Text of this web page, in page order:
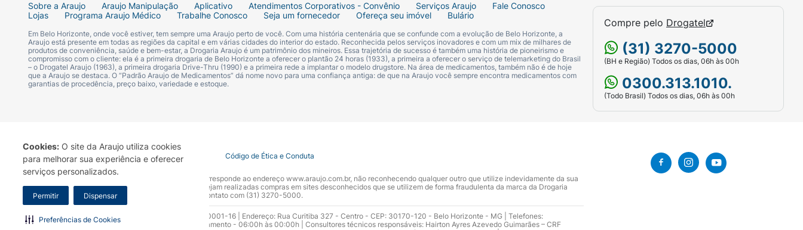
Cookies: O site da Araujo utiliza cookies
para melhorar sua experiência e oferecer
serviços personalizados.
Permitir Dispensar
Preferências de Cookies
Sobre a Araujo Araujo Manipulação Aplicativo Atendimentos Corporativos - Convênio Serviços Araujo
Fale Conosco
Lojas
Programa Araujo Médico Trabalhe Conosco Seja um fornecedor Ofereça seu imóvel Bulário
Em Belo Horizonte, onde você estiver, tem sempre uma Araujo perto de você. Com uma história centenária que se confunde com a evolução de Belo Horizonte, a
Araujo está presente em todas as regiões da capital e em várias cidades do interior do estado. Reconhecida pelos serviços inovadores e com um mix de milhares de
produtos de conveniência, saúde e bem-estar, a Drogaria Araujo é um patrimônio dos mineiros. Essa trajetória de sucesso é também uma história de pioneirismo e
compromisso com o cliente: ela é a primeira drogaria de Belo Horizonte a oferecer o plantão 24 horas (1933), a primeira a oferecer o serviço de telemarketing do Brasil
– o Drogatel Araujo (1963), a primeira drogaria Drive-Thru (1990) e a primeira rede a implantar o modelo drugstore. Na área de medicamentos, também não é de hoje
que a Araujo se destaca. O “Padrão Araujo de Medicamentos” dá nome novo para uma confiança antiga: de que na Araujo você sempre encontra medicamentos com
garantias de procedência, preço baixo, variedade e estoque.
Compre pelo Drogatel
(31) 3270-5000
(BH e Região) Todos os dias, 06h às 00h
0300.313.1010.
(Todo Brasil) Todos os dias, 06h às 00h
Termo de Uso Portal da Privacidade Covid-19 Código de Ética e Conduta
A Drogaria Araujo S/A informa que o seu site oficial corresponde ao endereço www.araujo.com.br, não reconhecendo qualquer outro que utilize indevidamente da sua
marca. Para sua segurança recomendamos que não sejam realizadas compras em sites desconhecidos que se utilizem de forma fraudulenta da marca da Drogaria
Araujo S.A. Em caso de dúvidas, gentileza entrar em contato com (31) 3270-5000.
Razão Social: Drogaria Araujo S.A | CNPJ: 17.256.512.0001-16 | Endereço: Rua Curitiba 327 - Centro - CEP: 30170-120 - Belo Horizonte - MG | Telefones:
0300.313.1010 e (31) 3270-5000 Horário de funcionamento - 06:00h às 00:00h | Consultores técnicos responsáveis: Hairton Ayres Azevedo Guimarães – CRF